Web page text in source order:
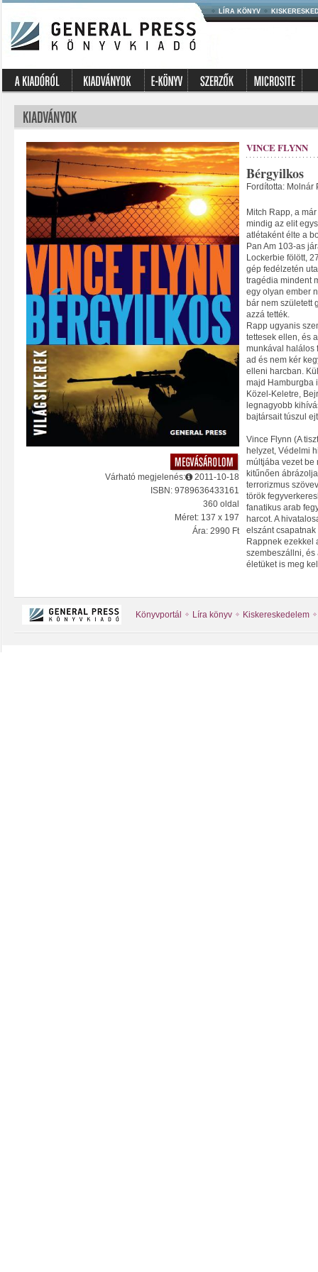
LÍRA KÖNYV
Várható megjelenés:
2011-10-18
ISBN: 9789636433161
360 oldal
Méret: 137 x 197
Ára: 2990 Ft
VINCE FLYNN
Bérgyilkos
Fordította: Molnár
Mitch Rapp, a
mindig az elit
atlétaként élte a
Pan Am 103-as
Lockerbie fölött,
gép fedélzetén
tragédia mindent
egy olyan ember
bár nem született
azzá tették.
Rapp ugyanis
tettesek ellen, és
munkával halálos
ad és nem kér
elleni harcban.
majd Hamburgba
Közel-Keletre,
legnagyobb
bajtársait túszul
Vince Flynn (A
helyzet, Védelmi
múltjába vezet be
kitűnően
terrorizmus
török
fanatikus arab
harcot. A
elszánt
Rappnek ezekkel
szembeszállni, és
életüket is meg
Könyvportál Líra könyv Kiskereskedelem